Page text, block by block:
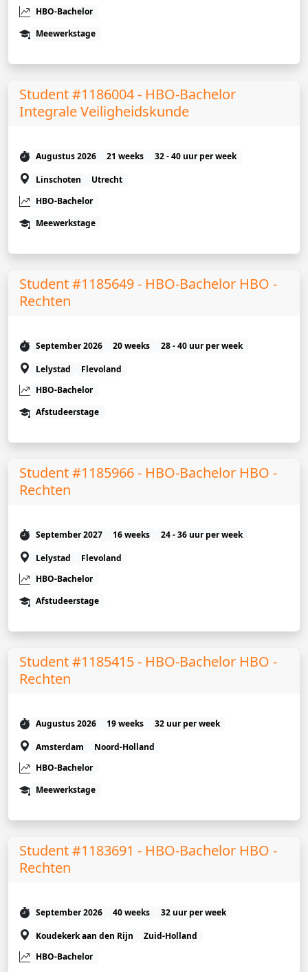
HBO-Bachelor
Meewerkstage
Student #1186004 - HBO-Bachelor
Integrale Veiligheidskunde
Augustus 2026 21 weeks
32 - 40 uur per week
Linschoten
Utrecht
HBO-Bachelor
Meewerkstage
Student #1185649 - HBO-Bachelor HBO -
Rechten
September 2026 20 weeks
28 - 40 uur per week
Lelystad
Flevoland
HBO-Bachelor
Afstudeerstage
Student #1185966 - HBO-Bachelor HBO -
Rechten
September 2027 16 weeks
24 - 36 uur per week
Lelystad
Flevoland
HBO-Bachelor
Afstudeerstage
Student #1185415 - HBO-Bachelor HBO -
Rechten
Augustus 2026 19 weeks
32 uur per week
Amsterdam
Noord-Holland
HBO-Bachelor
Meewerkstage
Student #1183691 - HBO-Bachelor HBO -
Rechten
September 2026 40 weeks
32 uur per week
Koudekerk aan den Rijn
Zuid-Holland
HBO-Bachelor